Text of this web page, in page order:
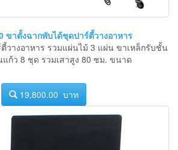
ขาตั้งฉากพับได้ชุดปาร์ตี้วางอาหาร
วางอาหาร รวมแผ่นไม้ 3 แผ่น ขาเหล็กรับชั้น
ก้ว 8 ชุด รวมเสาสูง 80 ซม. ขนาด
19,800.00 บาท